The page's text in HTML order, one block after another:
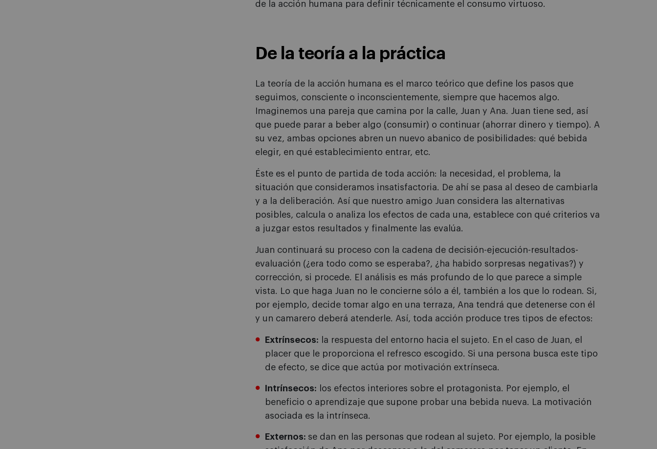
de la acción humana para definir técnicamente el consumo virtuoso.
De la teoría a la práctica
La teoría de la acción humana es el marco teórico que define los pasos que
seguimos, consciente o inconscientemente, siempre que hacemos algo.
Imaginemos una pareja que camina por la calle, Juan y Ana. Juan tiene sed, así
que puede parar a beber algo (consumir) o continuar (ahorrar dinero y tiempo). A
su vez, ambas opciones abren un nuevo abanico de posibilidades: qué bebida
elegir, en qué establecimiento entrar, etc.
Éste es el punto de partida de toda acción: la necesidad, el problema, la
situación que consideramos insatisfactoria. De ahí se pasa al deseo de cambiarla
y a la deliberación. Así que nuestro amigo Juan considera las alternativas
posibles, calcula o analiza los efectos de cada una, establece con qué criterios va
a juzgar estos resultados y finalmente las evalúa.
Juan continuará su proceso con la cadena de decisión-ejecución-resultados-
evaluación (¿era todo como se esperaba?, ¿ha habido sorpresas negativas?) y
corrección, si procede. El análisis es más profundo de lo que parece a simple
vista. Lo que haga Juan no le concierne sólo a él, también a los que lo rodean. Si,
por ejemplo, decide tomar algo en una terraza, Ana tendrá que detenerse con él
y un camarero deberá atenderle. Así, toda acción produce tres tipos de efectos:
Extrínsecos: la respuesta del entorno hacia el sujeto. En el caso de Juan, el
placer que le proporciona el refresco escogido. Si una persona busca este tipo
de efecto, se dice que actúa por motivación extrínseca.
Intrínsecos: los efectos interiores sobre el protagonista. Por ejemplo, el
beneficio o aprendizaje que supone probar una bebida nueva. La motivación
asociada es la intrínseca.
Externos: se dan en las personas que rodean al sujeto. Por ejemplo, la posible